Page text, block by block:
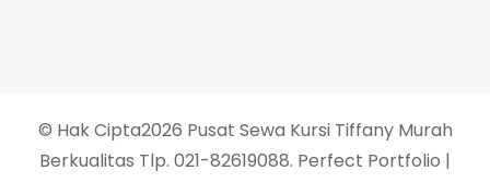
© Hak Cipta2026 Pusat Sewa Kursi Tiffany Murah
Berkualitas Tlp. 021-82619088. Perfect Portfolio |